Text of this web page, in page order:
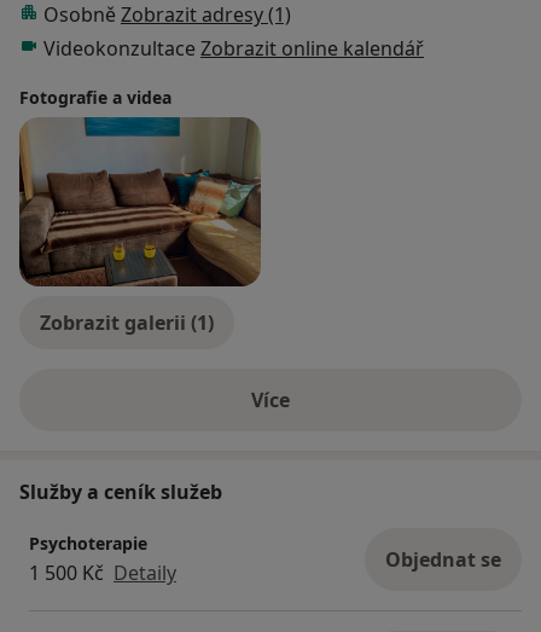
Osobně Zobrazit adresy (1)
Videokonzultace Zobrazit online kalendář
Fotografie a videa
Zobrazit galerii (1)
Víceo zkušenostech
Služby a ceník služeb
Psychoterapie
1 500 Kč Detaily Objednat se